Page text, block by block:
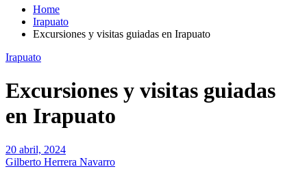
Home
Irapuato
Excursiones y visitas guiadas en Irapuato
Irapuato
Excursiones y visitas guiadas
en Irapuato
20 abril, 2024
Gilberto Herrera Navarro